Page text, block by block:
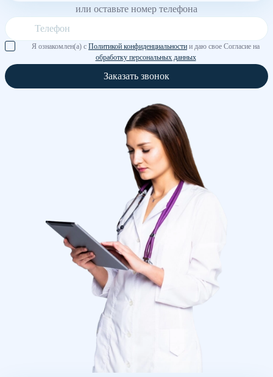
или оставьте номер телефона
Я ознакомлен(а) с Политикой конфиденциальности и даю свое Согласие на
обработку персональных данных
Заказать звонок